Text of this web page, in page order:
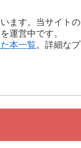
ます。当サイトの
を運営中です。
本一覧。詳細なプ